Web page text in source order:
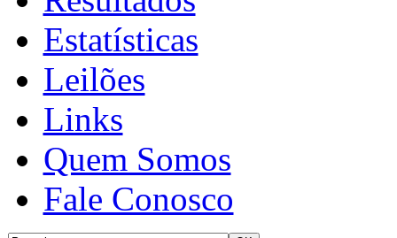
Estatísticas
Leilões
Links
Quem Somos
Fale Conosco